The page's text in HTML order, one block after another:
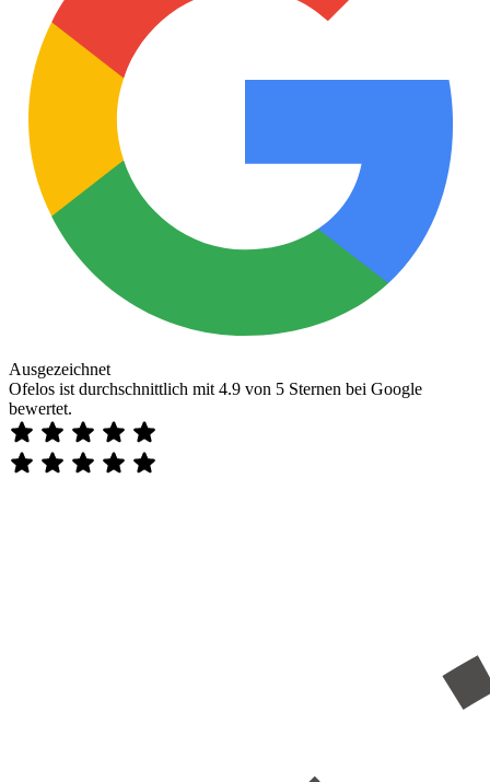
Ausgezeichnet
Ofelos ist durchschnittlich mit 4.9 von 5 Sternen bei Google
bewertet.